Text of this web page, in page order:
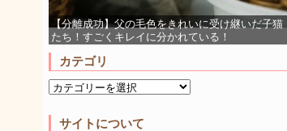
【分離成功】父の毛色をきれいに受け継いだ子猫
たち！すごくキレイに分かれている！
カテゴリ
サイトについて